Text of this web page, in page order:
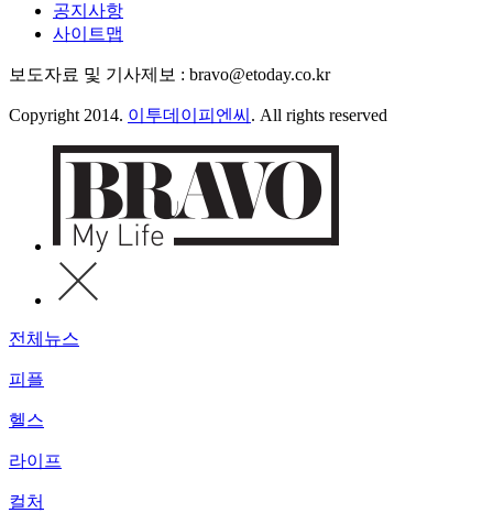
공지사항
사이트맵
보도자료 및 기사제보 : bravo@etoday.co.kr
Copyright 2014. 이투데이피엔씨 . All rights reserved
전체뉴스
피플
헬스
라이프
컬처